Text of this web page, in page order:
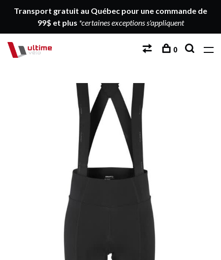
Transport gratuit au Québec pour une commande de
99$ et plus *certaines exceptions s'appliquent
0